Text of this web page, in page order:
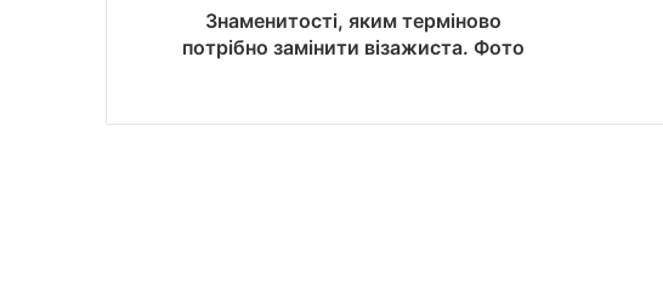
Знаменитості, яким терміново
потрібно замінити візажиста. Фото